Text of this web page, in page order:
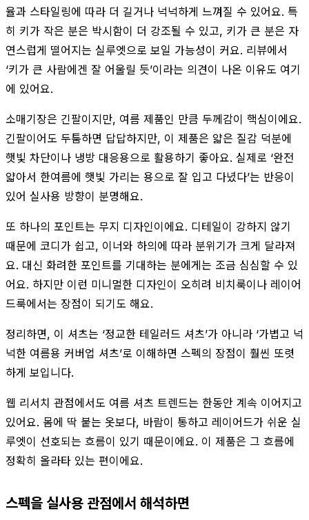
율과 스타일링에 따라 더 길거나 넉넉하게 느껴질 수 있어요. 특
히 키가 작은 분은 박시함이 더 강조될 수 있고, 키가 큰 분은 자
연스럽게 떨어지는 실루엣으로 보일 가능성이 커요. 리뷰에서
‘키가 큰 사람에겐 잘 어울릴 듯’이라는 의견이 나온 이유도 여기
에 있어요.
소매기장은 긴팔이지만, 여름 제품인 만큼 두께감이 핵심이에요.
긴팔이어도 두툼하면 답답하지만, 이 제품은 얇은 질감 덕분에
햇빛 차단이나 냉방 대응용으로 활용하기 좋아요. 실제로 ‘완전
얇아서 한여름에 햇빛 가리는 용으로 잘 입고 다녔다’는 반응이
있어 실사용 방향이 분명해요.
또 하나의 포인트는 무지 디자인이에요. 디테일이 강하지 않기
때문에 코디가 쉽고, 이너와 하의에 따라 분위기가 크게 달라져
요. 대신 화려한 포인트를 기대하는 분에게는 조금 심심할 수 있
어요. 하지만 이런 미니멀한 디자인이 오히려 비치룩이나 레이어
드룩에서는 장점이 되기도 해요.
정리하면, 이 셔츠는 ‘정교한 테일러드 셔츠’가 아니라 ‘가볍고 넉
넉한 여름용 커버업 셔츠’로 이해하면 스펙의 장점이 훨씬 또렷
하게 보입니다.
웹 리서치 관점에서도 여름 셔츠 트렌드는 한동안 계속 이어지고
있어요. 몸에 딱 붙는 옷보다, 바람이 통하고 레이어드가 쉬운 실
루엣이 선호되는 흐름이 있기 때문이에요. 이 제품은 그 흐름에
정확히 올라타 있는 편이에요.
스펙을 실사용 관점에서 해석하면